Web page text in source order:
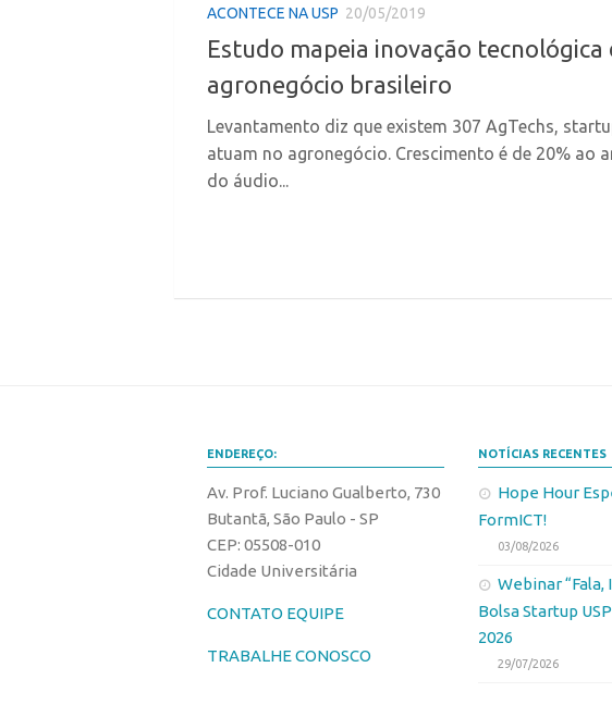
ACONTECE NA USP 20/05/2019
Estudo mapeia inovação tecnológica
agronegócio brasileiro
Levantamento diz que existem 307 AgTechs,
atuam no agronegócio. Crescimento é de 20% ao
do áudio...
ENDEREÇO:
Av. Prof. Luciano Gualberto, 730
Butantã, São Paulo - SP
CEP: 05508-010
Cidade Universitária
CONTATO EQUIPE
TRABALHE CONOSCO
NOTÍCIAS RECENTES
Hope Hour
FormICT!
03/08/2026
Webinar “Fala,
Bolsa Startup
2026
29/07/2026